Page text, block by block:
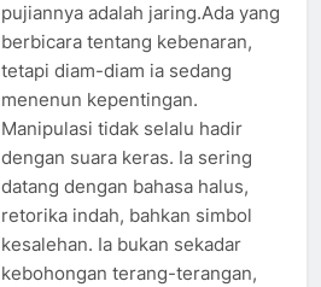
pujiannya adalah jaring.Ada yang
berbicara tentang kebenaran,
tetapi diam-diam ia sedang
menenun kepentingan.
Manipulasi tidak selalu hadir
dengan suara keras. Ia sering
datang dengan bahasa halus,
retorika indah, bahkan simbol
kesalehan. Ia bukan sekadar
kebohongan terang-terangan,